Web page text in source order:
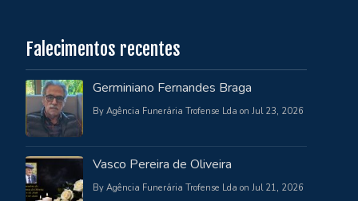
Falecimentos recentes
Germiniano Fernandes Braga
By Agência Funerária Trofense Lda on Jul 23, 2026
Vasco Pereira de Oliveira
By Agência Funerária Trofense Lda on Jul 21, 2026